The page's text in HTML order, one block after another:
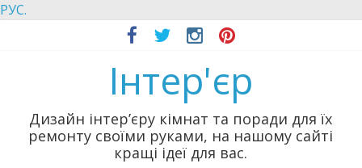
РУС.
Інтер'єр
Дизайн інтер’єру кімнат та поради для їх
ремонту своїми руками, на нашому сайті
кращі ідеї для вас.